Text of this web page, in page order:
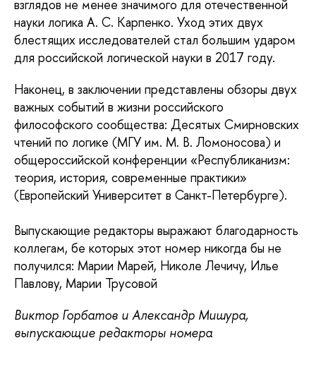
взглядов не менее значимого для отечественной
науки логика А. С. Карпенко. Уход этих двух
блестящих исследователей стал большим ударом
для российской логической науки в 2017 году.
Наконец, в заключении представлены обзоры двух
важных событий в жизни российского
философского сообщества: Десятых Смирновских
чтений по логике (МГУ им. М. В. Ломоносова) и
общероссийской конференции «Республиканизм:
теория, история, современные практики»
(Европейский Университет в Санкт-Петербурге).
Выпускающие редакторы выражают благодарность
коллегам, бе которых этот номер никогда бы не
получился: Марии Марей, Николе Лечичу, Илье
Павлову, Марии Трусовой
Виктор Горбатов и Александр Мишура,
выпускающие редакторы номера